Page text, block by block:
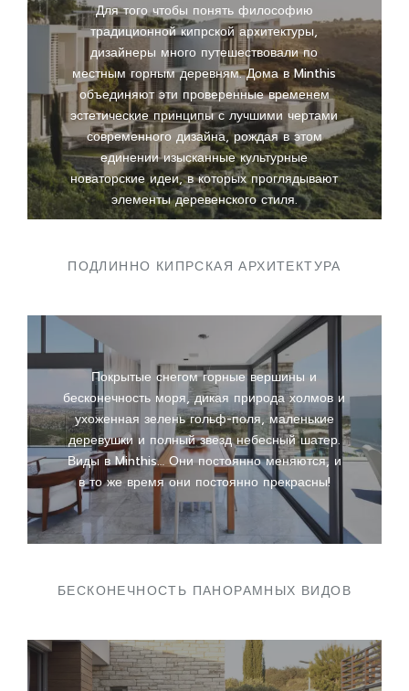
Для того чтобы понять философию
традиционной кипрской архитектуры,
дизайнеры много путешествовали по
местным горным деревням. Дома в Minthis
объединяют эти проверенные временем
эстетические принципы с лучшими чертами
современного дизайна, рождая в этом
единении изысканные культурные
новаторские идеи, в которых проглядывают
элементы деревенского стиля.
ПОДЛИННО КИПРСКАЯ АРХИТЕКТУРА
Покрытые снегом горные вершины и
бесконечность моря, дикая природа холмов и
ухоженная зелень гольф-поля, маленькие
деревушки и полный звезд небесный шатер.
Виды в Minthis… Они постоянно меняются, и
в то же время они постоянно прекрасны!
БЕСКОНЕЧНОСТЬ ПАНОРАМНЫХ ВИДОВ